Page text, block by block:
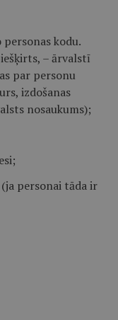
kodu.
– ārvalstī
par personu
izdošanas
nosaukums);
personai tāda ir